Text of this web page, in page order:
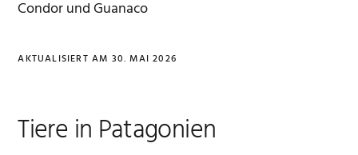
Condor und Guanaco
AKTUALISIERT AM 30. MAI 2026
Tiere in Patagonien